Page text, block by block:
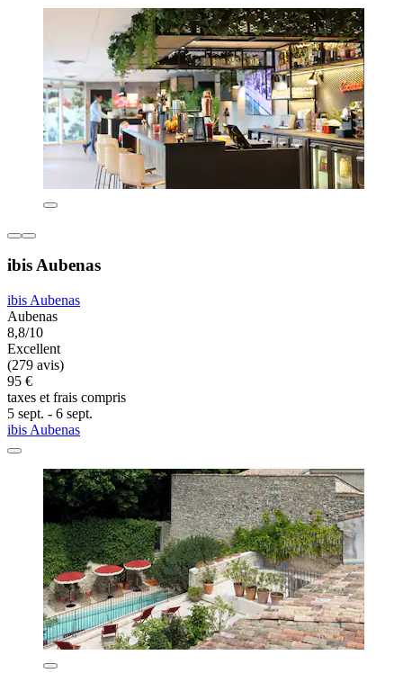
ibis Aubenas
ibis Aubenas
Aubenas
8,8/10
Excellent
(279 avis)
95 €
taxes et frais compris
5 sept. - 6 sept.
ibis Aubenas